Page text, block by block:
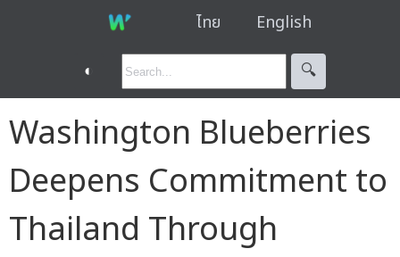
ไทย English
◐ 🔍︎
Washington Blueberries
Deepens Commitment to
Thailand Through